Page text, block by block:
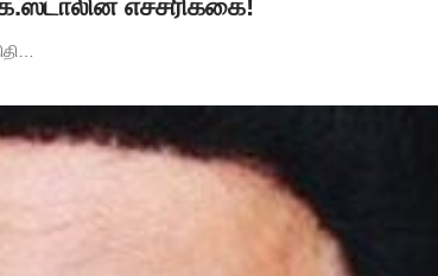
எச்சரிக்கை!